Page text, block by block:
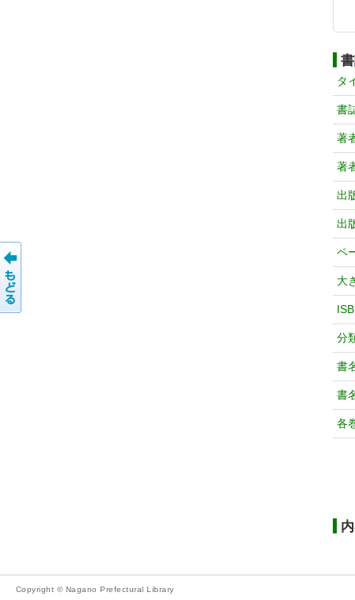
タ
書
著
著
出
出
ペ
大
分
書
書
各
Copyright © Nagano Prefectural Library